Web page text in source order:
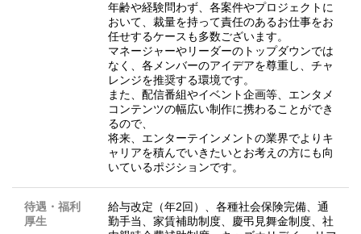
年齢や経験問わず、各案件やプロジェクトに
おいて、裁量を持って責任のあるお仕事をお
任せするケースも多数ございます。
マネージャーやリーダーのトップダウンでは
なく、各メンバーのアイデアを尊重し、チャ
レンジを推奨する環境です。
また、配信番組やイベント企画等、エンタメ
コンテンツの幅広い制作に携わることができ
るので、
将来、エンターテインメントの業界でよりキ
ャリアを積んでいきたいとお考えの方にも向
いているポジションです。
待遇・福利
厚生
給与改定（年2回）、各種社会保険完備、通
勤手当、家賃補助制度、慶弔見舞金制度、社